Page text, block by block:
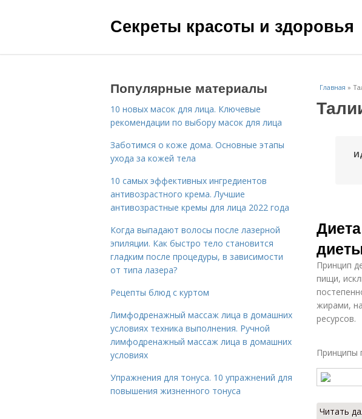
Секреты красоты и здоровья
Главная »
Принцип
пищи,
жирами,
ресурсов.
Принципы
Читать
Популярные материалы
10 новых масок для лица. Ключевые
рекомендации по выбору масок для лица
Заботимся о коже дома. Основные этапы
ухода за кожей тела
10 самых эффективных ингредиентов
антивозрастного крема. Лучшие
антивозрастные кремы для лица 2022 года
Когда выпадают волосы после лазерной
эпиляции. Как быстро тело становится
гладким после процедуры, в зависимости
от типа лазера?
Рецепты блюд с куртом
Лимфодренажный массаж лица в домашних
условиях техника выполнения. Ручной
лимфодренажный массаж лица в домашних
условиях
Упражнения для тонуса. 10 упражнений для
повышения жизненного тонуса